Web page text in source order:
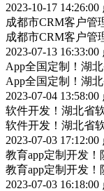
2023-10-17 14:26:00
成都市CRM客户管
成都市CRM客户管
2023-07-13 16:33:00
App全国定制！湖
App全国定制！湖
2023-07-04 13:58:00
软件开发！湖北省
软件开发！湖北省
2023-07-03 17:12:00
教育app定制开发
教育app定制开发
2023-07-03 16:18:00